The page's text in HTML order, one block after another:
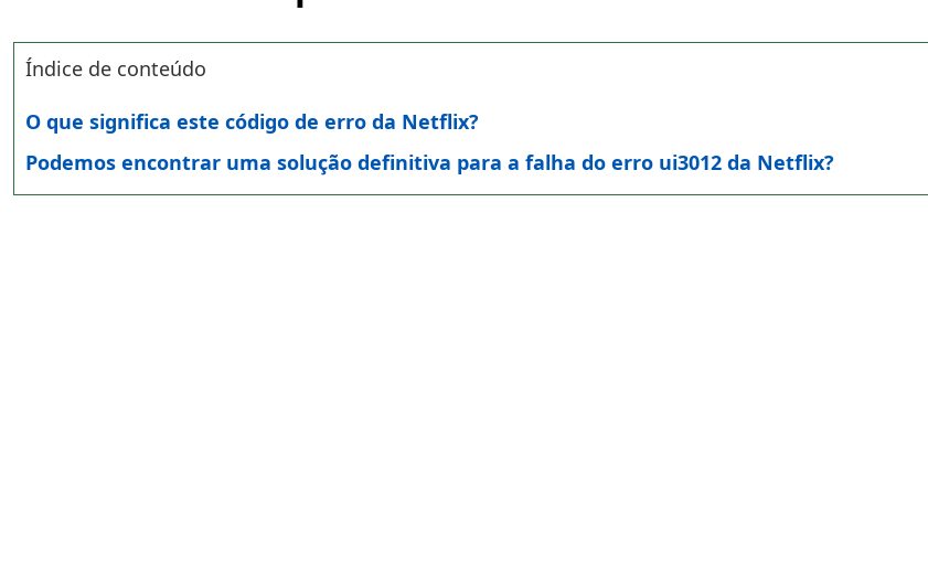
Índice de conteúdo
O que significa este código de erro da Netflix?
Podemos encontrar uma solução definitiva para a falha do erro ui3012 da Netflix?